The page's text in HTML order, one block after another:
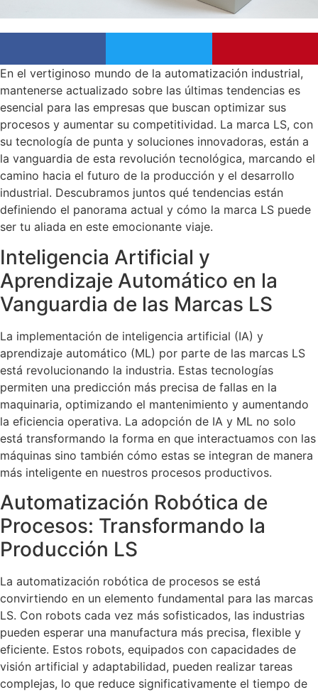
En el vertiginoso mundo de la automatización industrial,
mantenerse actualizado sobre las últimas tendencias es
esencial para las empresas que buscan optimizar sus
procesos y aumentar su competitividad. La marca LS, con
su tecnología de punta y soluciones innovadoras, están a
la vanguardia de esta revolución tecnológica, marcando el
camino hacia el futuro de la producción y el desarrollo
industrial. Descubramos juntos qué tendencias están
definiendo el panorama actual y cómo la marca LS puede
ser tu aliada en este emocionante viaje.
Inteligencia Artificial y
Aprendizaje Automático en la
Vanguardia de las Marcas LS
La implementación de inteligencia artificial (IA) y
aprendizaje automático (ML) por parte de las marcas LS
está revolucionando la industria. Estas tecnologías
permiten una predicción más precisa de fallas en la
maquinaria, optimizando el mantenimiento y aumentando
la eficiencia operativa. La adopción de IA y ML no solo
está transformando la forma en que interactuamos con las
máquinas sino también cómo estas se integran de manera
más inteligente en nuestros procesos productivos.
Automatización Robótica de
Procesos: Transformando la
Producción LS
La automatización robótica de procesos se está
convirtiendo en un elemento fundamental para las marcas
LS. Con robots cada vez más sofisticados, las industrias
pueden esperar una manufactura más precisa, flexible y
eficiente. Estos robots, equipados con capacidades de
visión artificial y adaptabilidad, pueden realizar tareas
complejas, lo que reduce significativamente el tiempo de